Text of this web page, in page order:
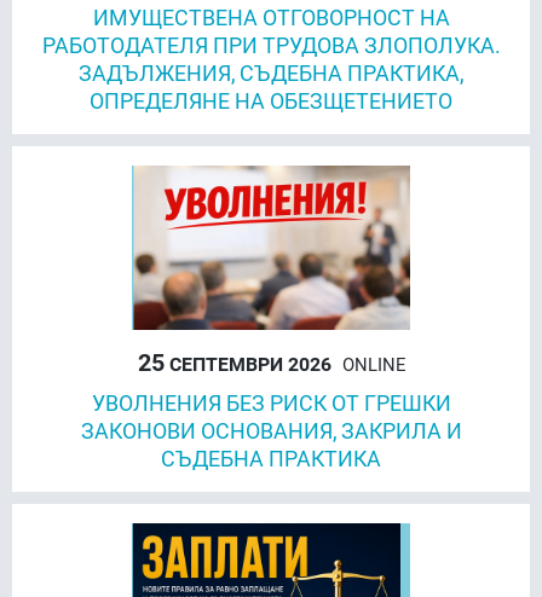
ИМУЩЕСТВЕНА ОТГОВОРНОСТ НА
РАБОТОДАТЕЛЯ ПРИ ТРУДОВА ЗЛОПОЛУКА.
ЗАДЪЛЖЕНИЯ, СЪДЕБНА ПРАКТИКА,
ОПРЕДЕЛЯНЕ НА ОБЕЗЩЕТЕНИЕТО
25СЕПТЕМВРИ 2026 ONLINE
УВОЛНЕНИЯ БЕЗ РИСК ОТ ГРЕШКИ
ЗАКОНОВИ ОСНОВАНИЯ, ЗАКРИЛА И
СЪДЕБНА ПРАКТИКА